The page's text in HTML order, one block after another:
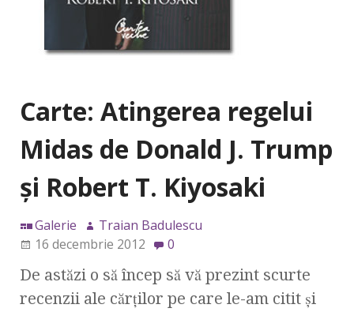
Carte: Atingerea regelui
Midas de Donald J. Trump
şi Robert T. Kiyosaki
Galerie
Traian Badulescu
16 decembrie 2012
0
De astăzi o să încep să vă prezint scurte
recenzii ale cărţilor pe care le-am citit şi